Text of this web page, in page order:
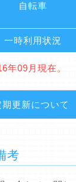
自転車
一時利用状況
年09月現在。
期更新について
考